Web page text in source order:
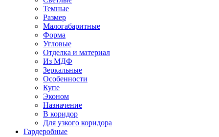
Темные
Размер
Малогабаритные
Форма
Угловые
Отделка и материал
Из МДФ
Зеркальные
Особенности
Купе
Эконом
Назначение
В коридор
Для узкого коридора
Гардеробные